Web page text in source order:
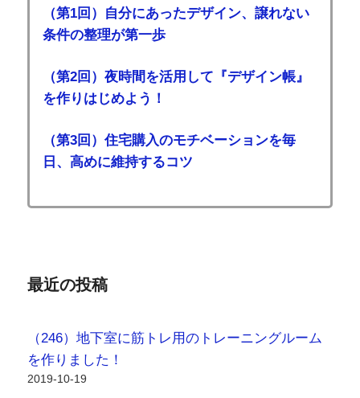
（第1回）自分にあったデザイン、譲れない
条件の整理が第一歩
（第2回）夜時間を活用して『デザイン帳』
を作りはじめよう！
（第3回）住宅購入のモチベーションを毎
日、高めに維持するコツ
最近の投稿
（246）地下室に筋トレ用のトレーニングルーム
を作りました！
2019-10-19